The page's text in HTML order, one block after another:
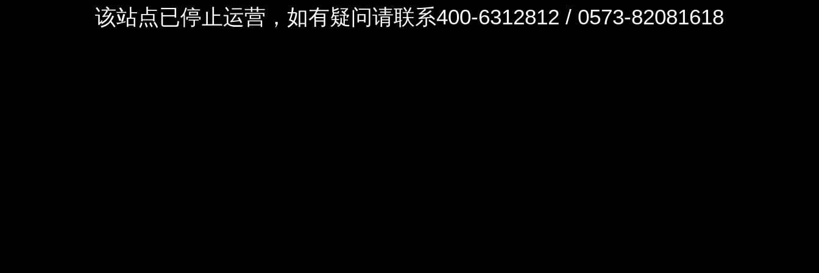
该站点已停止运营，如有疑问请联系400-6312812 / 0573-82081618